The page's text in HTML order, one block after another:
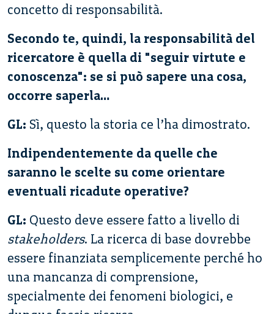
concetto di responsabilità.
Secondo te, quindi, la responsabilità del
ricercatore è quella di "seguir virtute e
conoscenza": se si può sapere una cosa,
occorre saperla…
GL: Sì, questo la storia ce l’ha dimostrato.
Indipendentemente da quelle che
saranno le scelte su come orientare
eventuali ricadute operative?
GL: Questo deve essere fatto a livello di
stakeholders. La ricerca di base dovrebbe
essere finanziata semplicemente perché ho
una mancanza di comprensione,
specialmente dei fenomeni biologici, e